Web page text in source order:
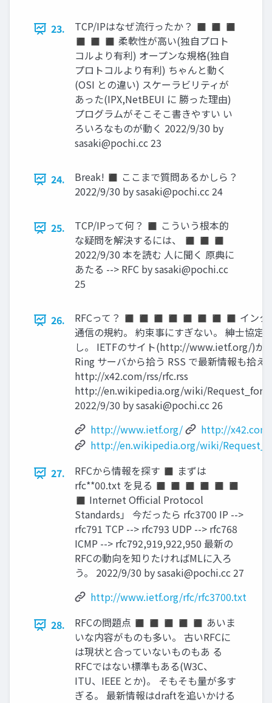
23.
TCP/IPはなぜ流行ったか？ ◼ ◼ ◼
◼ ◼ ◼ 柔軟性が高い(独自プロト
コルより有利) オープンな規格(独自
プロトコルより有利) ちゃんと動く
(OSI との違い) スケーラビリティが
あった(IPX,NetBEUI に 勝った理由)
プログラムがそこそこ書きやすい い
ろいろなものが動く 2022/9/30 by
sasaki@pochi.cc23
24.
Break! ◼ ここまで質問あるかしら？
2022/9/30 bysasaki@pochi.cc24
25.
TCP/IPって何？ ◼ こういう根本的
な疑問を解決するには、 ◼ ◼ ◼
2022/9/30 本を読む 人に聞く 原典に
あたる --> RFC bysasaki@pochi.cc
25
26.
RFCって？ ◼ ◼ ◼ ◼ ◼ ◼ ◼ ◼ インター
通信の規約。 約束事にすぎない。 紳士協定
し。 IETFのサイト(http://www.ietf.org/)が
Ring サーバから拾う RSS で最新情報も拾
http://x42.com/rss/rfc.rss
http://en.wikipedia.org/wiki/
2022/9/30 bysasaki@pochi.cc26
http://www.ietf.org/
http://
http://en.wikipedia.org/wiki/
27.
RFCから情報を探す ◼ まずは
rfc**00.txt を見る ◼ ◼ ◼ ◼ ◼ ◼
◼ Internet Official Protocol
Standards」 今だったら rfc3700 IP -->
rfc791 TCP --> rfc793 UDP --> rfc768
ICMP --> rfc792,919,922,950 最新の
RFCの動向を知りたければMLに入ろ
う。 2022/9/30 bysasaki@pochi.cc27
http://www.ietf.org/rfc/rfc3700.txt
28.
RFCの問題点 ◼ ◼ ◼ ◼ ◼ あいま
いな内容がものも多い。 古いRFCに
は現状と合っていないものもあ る
RFCではない標準もある(W3C、
ITU、IEEE とか)。 そもそも量が多す
ぎる。 最新情報はdraftを追いかける